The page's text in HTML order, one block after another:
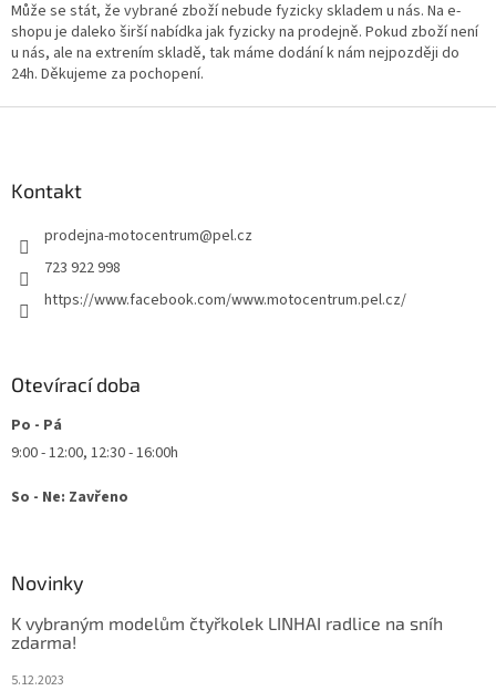
Může se stát, že vybrané zboží nebude fyzicky skladem u nás. Na e-
shopu je daleko širší nabídka jak fyzicky na prodejně. Pokud zboží není
u nás, ale na extrením skladě, tak máme dodání k nám nejpozději do
24h. Děkujeme za pochopení.
Kontakt
prodejna-motocentrum@pel.cz
723 922 998
https://www.facebook.com/www.motocentrum.pel.cz/
Otevírací doba
Po - Pá
9:00 - 12:00, 12:30 - 16:00h
So - Ne: Zavřeno
Novinky
K vybraným modelům čtyřkolek LINHAI radlice na sníh
zdarma!
5.12.2023